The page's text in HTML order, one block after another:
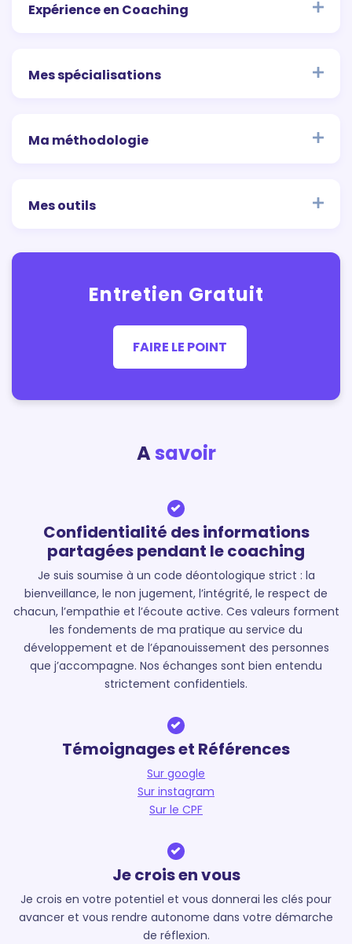
Expérience en Coaching
Mes spécialisations
Ma méthodologie
Mes outils
Entretien Gratuit
FAIRE LE POINT
Asavoir
Confidentialité des informations
partagées pendant le coaching
Je suis soumise à un code déontologique strict : la
bienveillance, le non jugement, l’intégrité, le respect de
chacun, l’empathie et l’écoute active. Ces valeurs forment
les fondements de ma pratique au service du
développement et de l’épanouissement des personnes
que j’accompagne. Nos échanges sont bien entendu
strictement confidentiels.
Témoignages et Références
Sur google
Sur instagram
Sur le CPF
Je crois en vous
Je crois en votre potentiel et vous donnerai les clés pour
avancer et vous rendre autonome dans votre démarche
de réflexion.